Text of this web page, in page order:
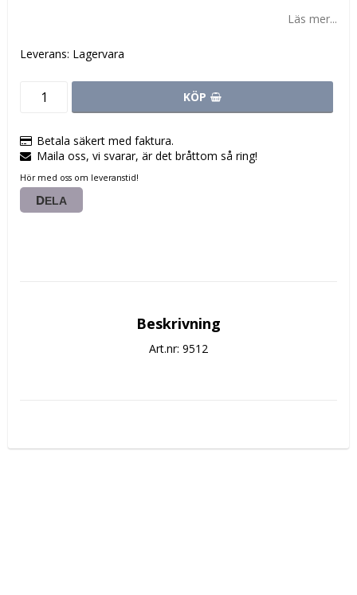
Läs mer...
Leverans: Lagervara
KÖP
Betala säkert med faktura.
Maila oss, vi svarar, är det bråttom så ring!
Hör med oss om leveranstid!
DELA
Beskrivning
Art.nr: 9512